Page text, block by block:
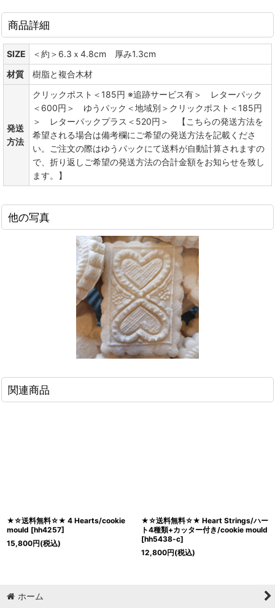
商品詳細
SIZE
＜約＞6.3ｘ4.8cm 厚み1.3cm
材質
樹脂と複合木材
発送
方法
クリックポスト＜185円 ※追跡サービス有＞ レターパック
＜600円＞ ゆうパック＜地域別＞クリックポスト＜185円
＞ レターパックプラス＜520円＞ 【こちらの発送方法を
希望される場合は備考欄にご希望の発送方法を記載くださ
い。ご注文の際はゆうパックにて送料が自動計算されますの
で、折り返しご希望の発送方法の合計金額をお知らせを致し
ます。】
他の写真
関連商品
★☆送料無料☆★ 4 Hearts/cookie
mould [hh4257]
15,800円(税込)
★☆送料無料☆★ Heart Strings/ハー
ト4種類+カッター付き/cookie mould
[hh5438-c]
12,800円(税込)
ホーム